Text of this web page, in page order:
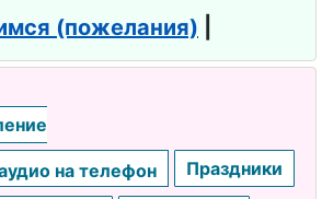
(пожелания)
Праздники